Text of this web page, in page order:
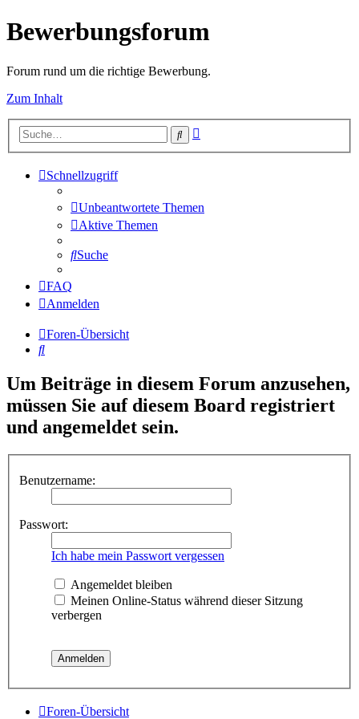
Bewerbungsforum
Forum rund um die richtige Bewerbung.
Zum Inhalt
Suche
Schnellzugriff
Unbeantwortete Themen
Aktive Themen
Suche
FAQ
Anmelden
Foren-Übersicht
Suche
Um Beiträge in diesem Forum anzusehen,
müssen Sie auf diesem Board registriert
und angemeldet sein.
Benutzername:
Passwort:
Ich habe mein Passwort vergessen
Angemeldet bleiben
Meinen Online-Status während dieser Sitzung
verbergen
Foren-Übersicht